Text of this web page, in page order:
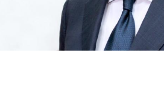
Смотреть проект